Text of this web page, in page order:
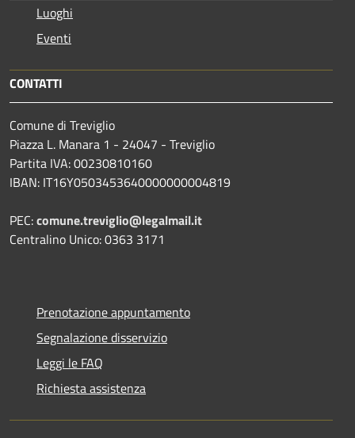
Luoghi
Eventi
CONTATTI
Comune di Treviglio
Piazza L. Manara 1 - 24047 - Treviglio
Partita IVA: 00230810160
IBAN: IT16Y0503453640000000004819
PEC:comune.treviglio@legalmail.it
Centralino Unico: 0363 3171
Prenotazione appuntamento
Segnalazione disservizio
Leggi le FAQ
Richiesta assistenza